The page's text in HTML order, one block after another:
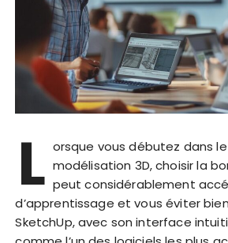
L orsque vous débutez dans
modélisation 3D, choisir la
peut considérablement
d’apprentissage et vous éviter
SketchUp, avec son interface